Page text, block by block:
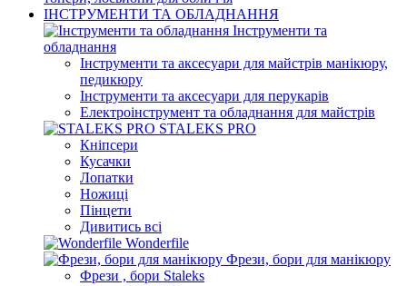
ІНСТРУМЕНТИ ТА ОБЛАДНАННЯ
Інструменти та
обладнання
Інструменти та аксесуари для майстрів манікюру,
педикюру
Інструменти та аксесуари для перукарів
Електроінструмент та обладнання для майстрів
STALEKS PRO
Кніпсери
Кусачки
Лопатки
Ножиці
Пінцети
Дивитись всі
Wonderfile
Фрези, бори для манікюру
Фрези , бори Staleks